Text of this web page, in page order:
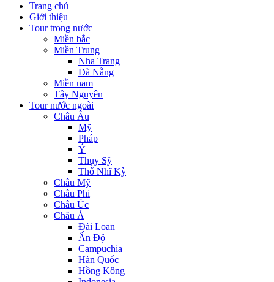
Trang chủ
Giới thiệu
Tour trong nước
Miền bắc
Miền Trung
Nha Trang
Đà Nẵng
Miền nam
Tây Nguyên
Tour nước ngoài
Châu Âu
Mỹ
Pháp
Ý
Thụy Sỹ
Thổ Nhĩ Kỳ
Châu Mỹ
Châu Phi
Châu Úc
Châu Á
Đài Loan
Ấn Độ
Campuchia
Hàn Quốc
Hồng Kông